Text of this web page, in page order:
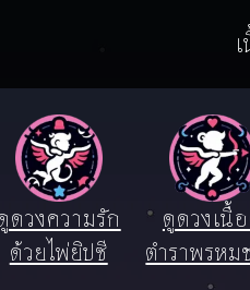
ดวงความรัก
ด้วยไพ่ยิปซี
ดูดวงเนื้
ตำราพรหม